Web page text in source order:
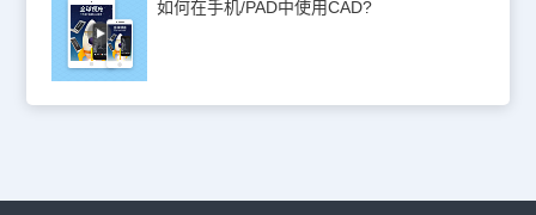
如何在手机/PAD中使用CAD?